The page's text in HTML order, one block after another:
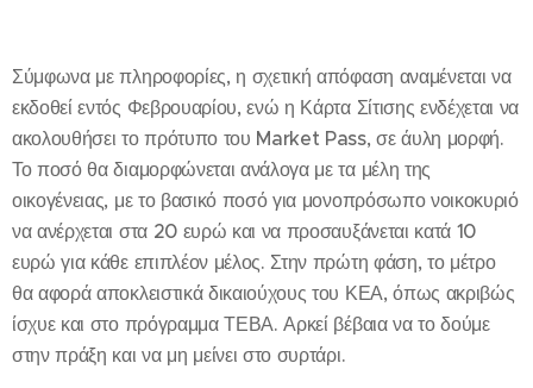
Σύμφωνα με πληροφορίες, η σχετική απόφαση αναμένεται να
εκδοθεί εντός Φεβρουαρίου, ενώ η Κάρτα Σίτισης ενδέχεται να
ακολουθήσει το πρότυπο του Market Pass, σε άυλη μορφή.
Το ποσό θα διαμορφώνεται ανάλογα με τα μέλη της
οικογένειας, με το βασικό ποσό για μονοπρόσωπο νοικοκυριό
να ανέρχεται στα 20 ευρώ και να προσαυξάνεται κατά 10
ευρώ για κάθε επιπλέον μέλος. Στην πρώτη φάση, το μέτρο
θα αφορά αποκλειστικά δικαιούχους του ΚΕΑ, όπως ακριβώς
ίσχυε και στο πρόγραμμα ΤΕΒΑ. Αρκεί βέβαια να το δούμε
στην πράξη και να μη μείνει στο συρτάρι.